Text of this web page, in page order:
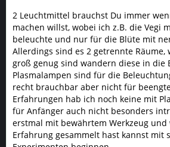
2 Leuchtmittel brauchst Du immer
machen willst, wobei ich z.B. die Vegi
beleuchte und nur für die Blüte mit
Allerdings sind es 2 getrennte Räume,
groß genug sind wandern diese in die
Plasmalampen sind für die
recht brauchbar aber nicht für
Erfahrungen hab ich noch keine mit
für Anfänger auch nicht besonders
erstmal mit bewährtem Werkzeug und
Erfahrung gesammelt hast kannst mit